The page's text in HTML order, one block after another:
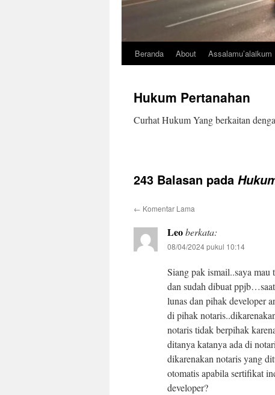
Beranda About Assalamu’alaikum
Hukum Pertanahan
Curhat Hukum Yang berkaitan
243 Balasan pada
← Komentar Lama
Leoberkata:
08/04/2024 pukul 10:14
Siang pak ismail..saya mau
dan sudah dibuat
lunas dan pihak developer
di pihak
notaris tidak berpihak
ditanya katanya ada di
dikarenakan notaris yang
otomatis apabila sertifikat
developer?